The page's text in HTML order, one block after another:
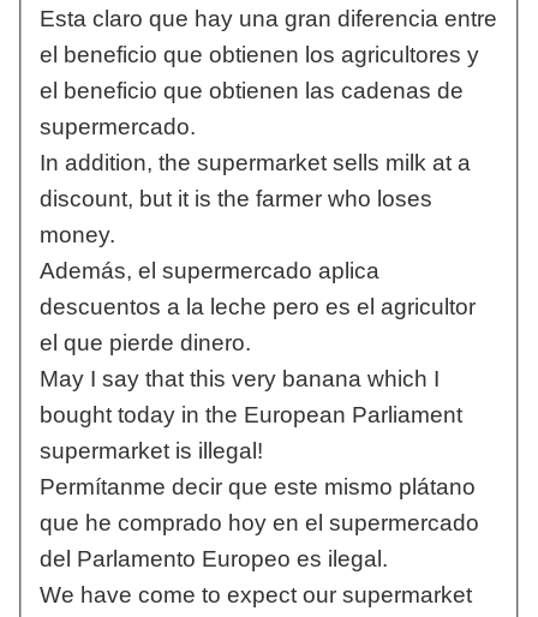
Esta claro que hay una gran diferencia entre
el beneficio que obtienen los agricultores y
el beneficio que obtienen las cadenas de
supermercado.
In addition, the supermarket sells milk at a
discount, but it is the farmer who loses
money.
Además, el supermercado aplica
descuentos a la leche pero es el agricultor
el que pierde dinero.
May I say that this very banana which I
bought today in the European Parliament
supermarket is illegal!
Permítanme decir que este mismo plátano
que he comprado hoy en el supermercado
del Parlamento Europeo es ilegal.
We have come to expect our supermarket